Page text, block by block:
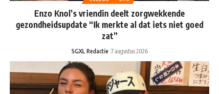
Enzo Knol’s vriendin deelt zorgwekkende
gezondheidsupdate “Ik merkte al dat iets niet goed
zat”
SGXL Redactie 7 augustus 2026